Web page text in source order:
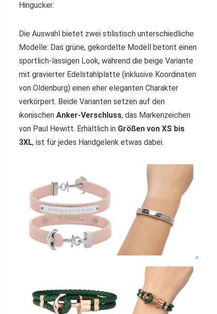
Hingucker.
Die Auswahl bietet zwei stilistisch unterschiedliche
Modelle: Das grüne, gekordelte Modell betont einen
sportlich-lässigen Look, während die beige Variante
mit gravierter Edelstahlplatte (inklusive Koordinaten
von Oldenburg) einen eher eleganten Charakter
verkörpert. Beide Varianten setzen auf den
ikonischen Anker-Verschluss, das Markenzeichen
von Paul Hewitt. Erhältlich in Größen von XS bis
3XL, ist für jedes Handgelenk etwas dabei.